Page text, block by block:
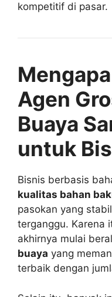
kompetitif di pasar.
Agen
Buaya
untuk
Bisnis berbasis
kualitas bahan
pasokan yang
terganggu. Karena
akhirnya mulai
buaya yang
terbaik dengan